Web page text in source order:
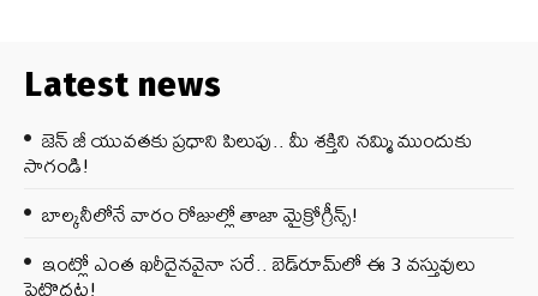
Latest news
జెన్‌ జీ యువతకు ప్రధాని పిలుపు.. మీ శక్తిని నమ్మి ముందుకు
సాగండి!
బాల్కనీలోనే వారం రోజుల్లో తాజా మైక్రోగ్రీన్స్‌!
ఇంట్లో ఎంత ఖరీదైనవైనా సరే.. బెడ్‌రూమ్‌లో ఈ 3 వస్తువులు